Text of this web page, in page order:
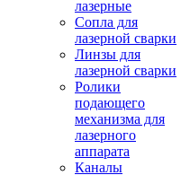
лазерные
Сопла для
лазерной сварки
Линзы для
лазерной сварки
Ролики
подающего
механизма для
лазерного
аппарата
Каналы